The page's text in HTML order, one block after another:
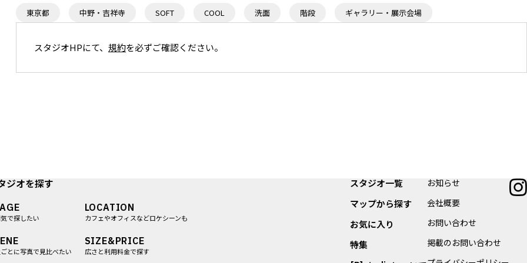
東京都 中野・吉祥寺 SOFT COOL 洗面 階段 ギャラリー・展示会場
スタジオHPにて、規約を必ずご確認ください。
ジオを探す
で探したい
とに写真で見比べたい
LOCATION
カフェやオフィスなどロケシーンも
SIZE&PRICE
広さと利用料金で探す
スタジオ一覧
マップから探す
お気に入り
特集
お知らせ
会社概要
お問い合わせ
掲載のお問い合わせ